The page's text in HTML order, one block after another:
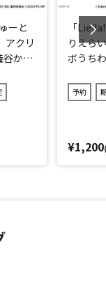
ーと
アクリ
谷かの
「
りえら
ボうち
予約
¥1,200